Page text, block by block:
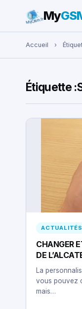
Rechercher :
My
Accueil ›
Étiquette :
ACTUALITÉS
CHANGER
DE
La
vous pouvez
mais…